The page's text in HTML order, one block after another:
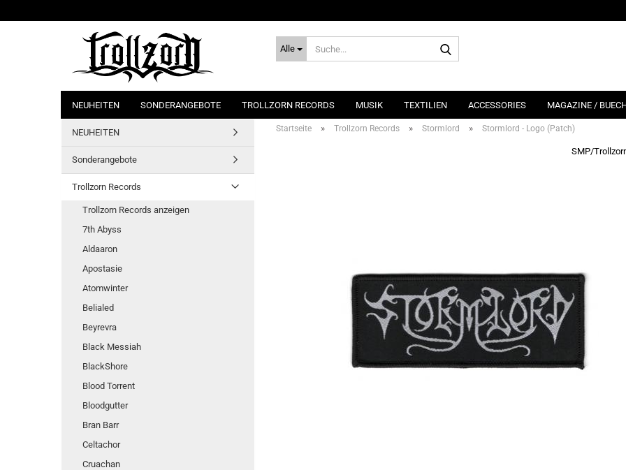
Alle
NEUHEITEN SONDERANGEBOTE TROLLZORN RECORDS MUSIK TEXTILIEN ACCESSORIES MAGAZINE /
Startseite » Trollzorn Records » Stormlord » Stormlord - Logo (Patch)
SMP/
NEUHEITEN
Sonderangebote
Trollzorn Records
Trollzorn Records anzeigen
7th Abyss
Aldaaron
Apostasie
Atomwinter
Belialed
Beyrevra
Black Messiah
BlackShore
Blood Torrent
Bloodgutter
Bran Barr
Celtachor
Cruachan